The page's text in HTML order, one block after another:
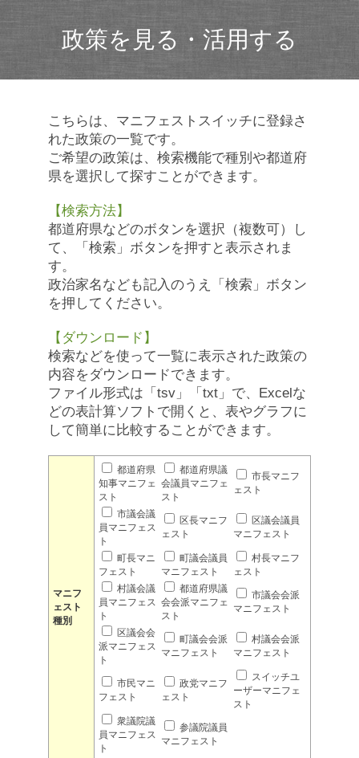
政策を見る・活用する
こちらは、マニフェストスイッチに登録さ
れた政策の一覧です。
ご希望の政策は、検索機能で種別や都道府
県を選択して探すことができます。
【検索方法】
都道府県などのボタンを選択（複数可）し
て、「検索」ボタンを押すと表示されま
す。
政治家名なども記入のうえ「検索」ボタン
を押してください。
【ダウンロード】
検索などを使って一覧に表示された政策の
内容をダウンロードできます。
ファイル形式は「tsv」「txt」で、Excelな
どの表計算ソフトで開くと、表やグラフに
して簡単に比較することができます。
マニフ
ェスト
種別
都道府県
知事マニフェ
スト
都道府県議
会議員マニフェ
スト
市長マニフ
ェスト
市議会議
員マニフェス
ト
区長マニフ
ェスト
区議会議員
マニフェスト
町長マニ
フェスト
町議会議員
マニフェスト
村長マニフ
ェスト
村議会議
員マニフェス
ト
都道府県議
会会派マニフェ
スト
市議会会派
マニフェスト
区議会会
派マニフェス
ト
町議会会派
マニフェスト
村議会会派
マニフェスト
市民マニ
フェスト
政党マニフ
ェスト
スイッチユ
ーザーマニフェ
スト
衆議院議
員マニフェス
ト
参議院議員
マニフェスト